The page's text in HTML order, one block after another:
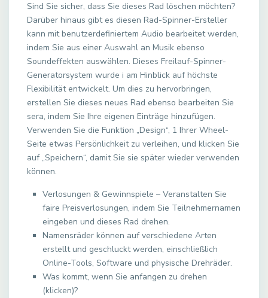
Sind Sie sicher, dass Sie dieses Rad löschen möchten?
Darüber hinaus gibt es diesen Rad-Spinner-Ersteller
kann mit benutzerdefiniertem Audio bearbeitet werden,
indem Sie aus einer Auswahl an Musik ebenso
Soundeffekten auswählen. Dieses Freilauf-Spinner-
Generatorsystem wurde i am Hinblick auf höchste
Flexibilität entwickelt. Um dies zu hervorbringen,
erstellen Sie dieses neues Rad ebenso bearbeiten Sie
sera, indem Sie Ihre eigenen Einträge hinzufügen.
Verwenden Sie die Funktion „Design“, 1 Ihrer Wheel-
Seite etwas Persönlichkeit zu verleihen, und klicken Sie
auf „Speichern“, damit Sie sie später wieder verwenden
können.
Verlosungen & Gewinnspiele – Veranstalten Sie
faire Preisverlosungen, indem Sie Teilnehmernamen
eingeben und dieses Rad drehen.
Namensräder können auf verschiedene Arten
erstellt und geschluckt werden, einschließlich
Online-Tools, Software und physische Drehräder.
Was kommt, wenn Sie anfangen zu drehen
(klicken)?